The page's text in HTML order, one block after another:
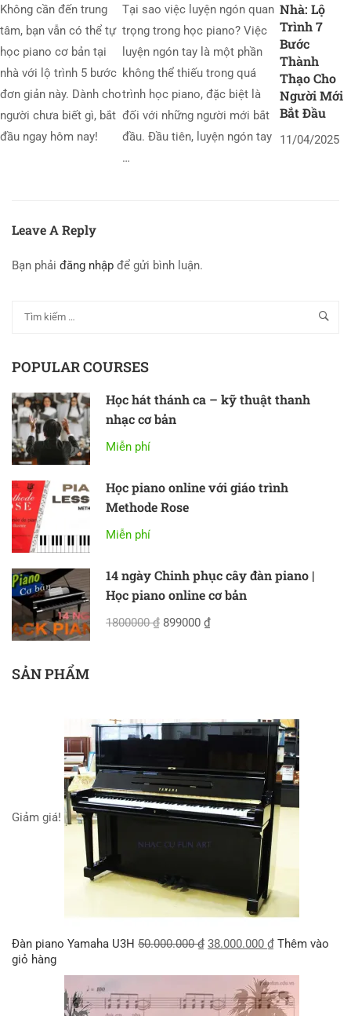
Không cần đến trung
tâm, bạn vẫn có thể tự
học piano cơ bản tại
nhà với lộ trình 5 bước
đơn giản này. Dành cho
người chưa biết gì, bắt
đầu ngay hôm nay!
Tại sao việc luyện ngón quan
trọng trong học piano? Việc
luyện ngón tay là một phần
không thể thiếu trong quá
trình học piano, đặc biệt là
đối với những người mới bắt
đầu. Đầu tiên, luyện ngón tay
…
Nhà: Lộ
Trình 7
Bước
Thành
Thạo Cho
Người Mới
Bắt Đầu
11/04/2025
Leave A Reply
Bạn phải đăng nhập để gửi bình luận.
POPULAR COURSES
Học hát thánh ca – kỹ thuật thanh
nhạc cơ bản
Miễn phí
Học piano online với giáo trình
Methode Rose
Miễn phí
14 ngày Chinh phục cây đàn piano |
Học piano online cơ bản
1800000 ₫ 899000 ₫
SẢN PHẨM
Giảm giá!
Đàn piano Yamaha U3H 50.000.000₫ 38.000.000 ₫ Thêm vào
giỏ hàng